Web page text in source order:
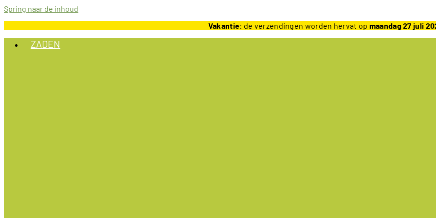
Spring naar de inhoud
Vakantie: de verzendingen worden hervat op maandag 27 juli
ZADEN